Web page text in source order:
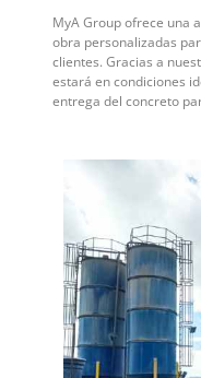
MyA Group ofrece una
obra personalizadas
clientes. Gracias a
estará en condiciones
entrega del concreto